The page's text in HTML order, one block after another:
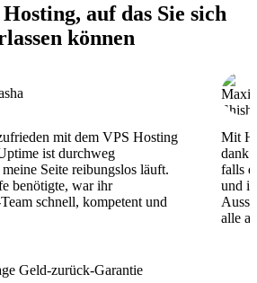
auf das Sie sich
können
mit dem VPS Hosting
ist durchweg
Seite reibungslos läuft.
benötigte, war ihr
schnell, kompetent und
Mit
dank
falls
und
alle
Geld-zurück-Garantie